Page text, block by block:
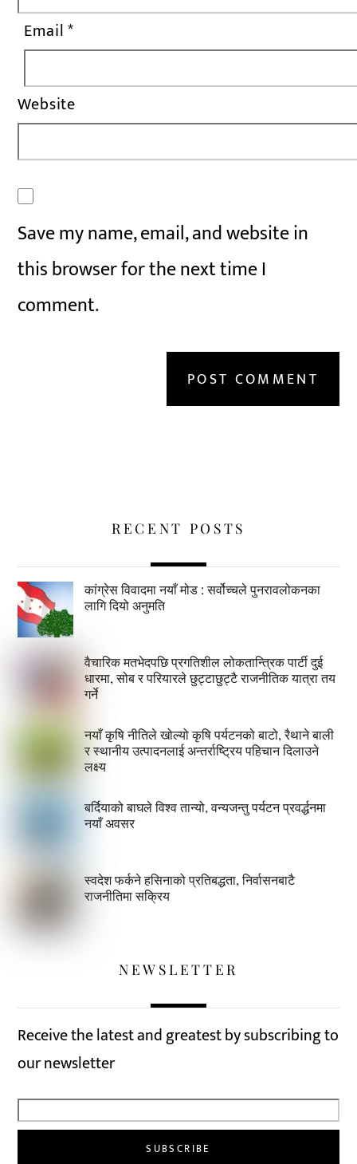
Email*
Website
Save my name, email, and website in
this browser for the next time I
comment.
RECENT POSTS
कांग्रेस विवादमा नयाँ मोड : सर्वोच्चले पुनरावलोकनका
लागि दियो अनुमति
वैचारिक मतभेदपछि प्रगतिशील लोकतान्त्रिक पार्टी दुई
धारमा, सोब र परियारले छुट्टाछुट्टै राजनीतिक यात्रा तय
गर्ने
नयाँ कृषि नीतिले खोल्यो कृषि पर्यटनको बाटो, रैथाने बाली
र स्थानीय उत्पादनलाई अन्तर्राष्ट्रिय पहिचान दिलाउने
लक्ष्य
बर्दियाको बाघले विश्व तान्यो, वन्यजन्तु पर्यटन प्रवर्द्धनमा
नयाँ अवसर
स्वदेश फर्कने हसिनाको प्रतिबद्धता, निर्वासनबाटै
राजनीतिमा सक्रिय
NEWSLETTER
Receive the latest and greatest by subscribing to
our newsletter